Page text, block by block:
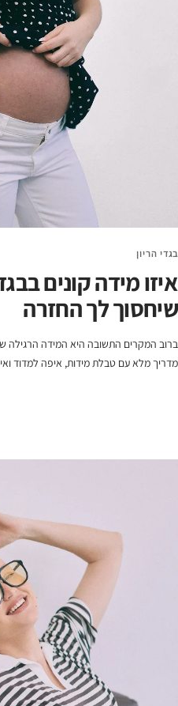
בגדי הריון
איזו מידה קונים
שיחסוך לך החזרה
ברוב המקרים התשובה היא המידה הרגילה
מדריך מלא עם טבלת מידות, איפה למדוד